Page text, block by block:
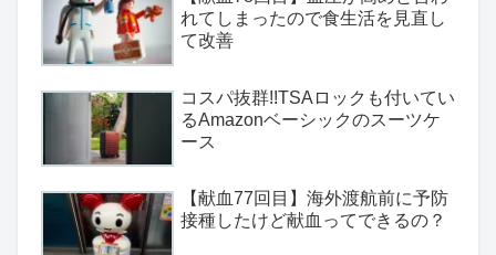
れてしまったので食生活を見直し
て改善
コスパ抜群!!TSAロックも付いてい
るAmazonベーシックのスーツケ
ース
【献血77回目】海外渡航前に予防
接種したけど献血ってできるの？